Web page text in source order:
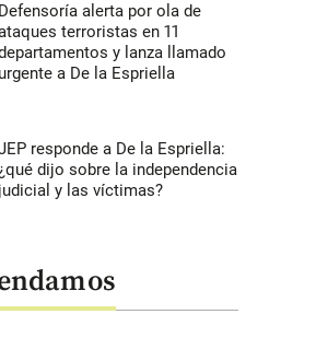
Defensoría alerta por ola de
terroristas en 11
y lanza llamado
urgente a De la Espriella
responde a De la Espriella:
dijo sobre la independencia
judicial y las víctimas?